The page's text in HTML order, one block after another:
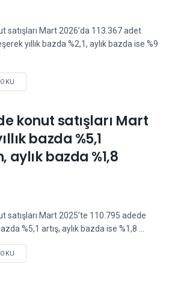
satışları Mart 2026’da 113.367 adet
yıllık bazda %2,1, aylık bazda ise %9
konut satışları Mart
bazda %5,1
aylık bazda %1,8
satışları Mart 2025’te 110.795 adede
%5,1 artış, aylık bazda ise %1,8 ...